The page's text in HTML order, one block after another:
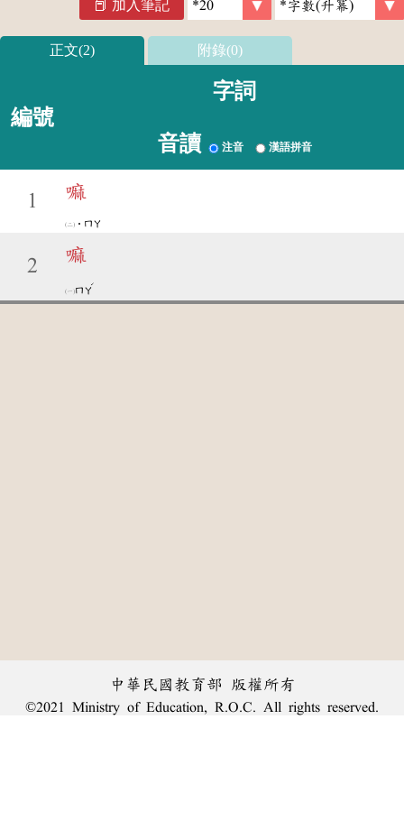
加入筆記
正文(2) 附錄(0)
編號
字詞
音讀 注音 漢語拼音
1 嘛
˙ㄇㄚ
2
嘛
ㄇㄚ
ˊ
中華民國教育部 版權所有
©2021 Ministry of Education, R.O.C. All rights reserved.